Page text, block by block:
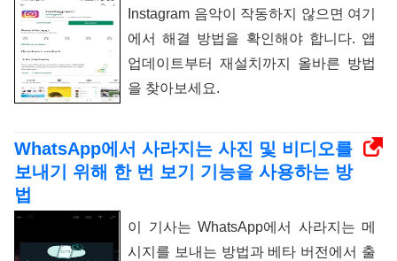
Instagram 음악이 작동하지 않으면 여기
에서 해결 방법을 확인해야 합니다. 앱
업데이트부터 재설치까지 올바른 방법
을 찾아보세요.
WhatsApp에서 사라지는 사진 및 비디오를
보내기 위해 한 번 보기 기능을 사용하는 방
법
이 기사는 WhatsApp에서 사라지는 메
시지를 보내는 방법과 베타 버전에서 출